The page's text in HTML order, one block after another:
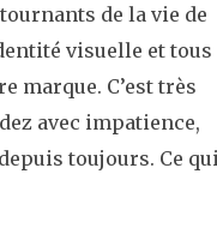
de la vie de
visuelle et tous
marque. C’est très
avec impatience,
toujours. Ce